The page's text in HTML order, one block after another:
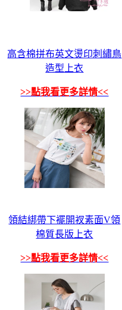
高含棉拼布英文燙印刺繡鳥
造型上衣
>>點我看更多詳情<<
領結綁帶下襬開衩素面V領
棉質長版上衣
>>點我看更多詳情<<